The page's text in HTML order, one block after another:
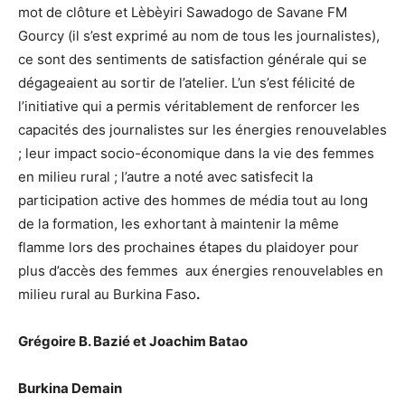
mot de clôture et Lèbèyiri Sawadogo de Savane FM
Gourcy (il s’est exprimé au nom de tous les journalistes),
ce sont des sentiments de satisfaction générale qui se
dégageaient au sortir de l’atelier. L’un s’est félicité de
l’initiative qui a permis véritablement de renforcer les
capacités des journalistes sur les énergies renouvelables
; leur impact socio-économique dans la vie des femmes
en milieu rural ; l’autre a noté avec satisfecit la
participation active des hommes de média tout au long
de la formation, les exhortant à maintenir la même
flamme lors des prochaines étapes du plaidoyer pour
plus d’accès des femmes aux énergies renouvelables en
milieu rural au Burkina Faso.
Grégoire B. Bazié et Joachim Batao
Burkina Demain